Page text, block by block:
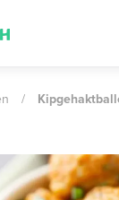
/